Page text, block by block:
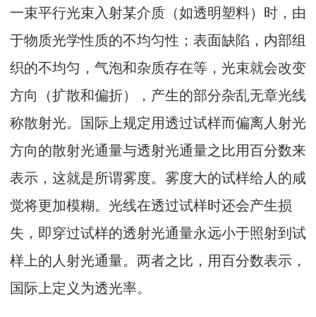
一束平行光束入射某介质（如透明塑料）时，由
于物质光学性质的不均匀性；表面缺陷，内部组
织的不均匀，气泡和杂质存在等，光束就会改变
方向（扩散和偏折），产生的部分杂乱无章光线
称散射光。国际上规定用透过试样而偏离人射光
方向的散射光通量与透射光通量之比用百分数来
表示，这就是所谓雾度。雾度大的试样给人的咸
觉将更加模糊。光线在透过试样时还会产生损
失，即穿过试样的透射光通量永远小于照射到试
样上的人射光通量。两者之比，用百分数表示，
国际上定义为透光率。